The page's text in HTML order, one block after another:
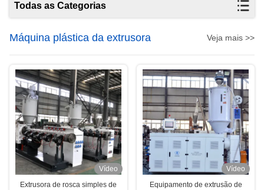
Todas as Categorias
Máquina plástica da extrusora Veja mais >>
Vídeo
Extrusora de rosca simples de
Vídeo
Equipamento de extrusão de